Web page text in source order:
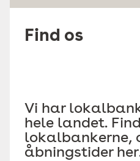
Find os
Vi har
hele landet. Find
lokalbankerne,
åbningstider